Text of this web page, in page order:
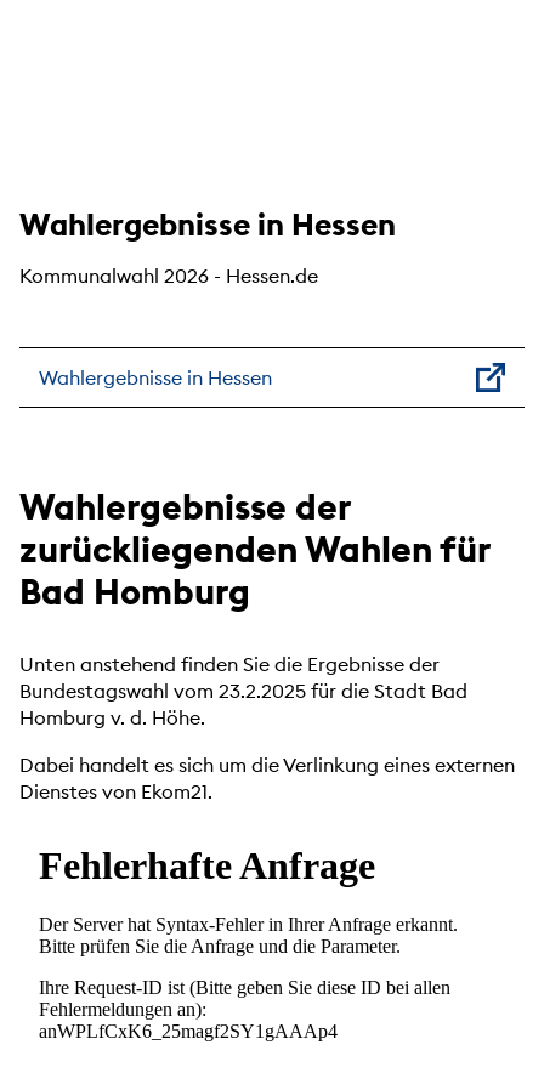
Wahlergebnisse in Hessen
Kommunalwahl 2026 - Hessen.de
Wahlergebnisse in Hessen
Wahlergebnisse der
zurückliegenden Wahlen für
Bad Homburg
Unten anstehend finden Sie die Ergebnisse der
Bundestagswahl vom 23.2.2025 für die Stadt Bad
Homburg v. d. Höhe.
Dabei handelt es sich um die Verlinkung eines externen
Dienstes von Ekom21.